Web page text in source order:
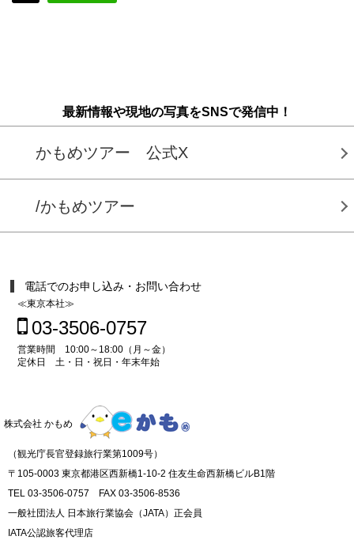
最新情報や現地の写真をSNSで発信中！
かもめツアー 公式X
/かもめツアー
電話でのお申し込み・お問い合わせ
≪東京本社≫
03-3506-0757
営業時間 10:00～18:00（月～金）
定休日 土・日・祝日・年末年始
株式会社 かもめ
（観光庁長官登録旅行業第1009号）
〒105-0003 東京都港区西新橋1-10-2 住友生命西新橋ビルB1階
TEL 03-3506-0757 FAX 03-3506-8536
一般社団法人 日本旅行業協会（JATA）正会員
IATA公認旅客代理店